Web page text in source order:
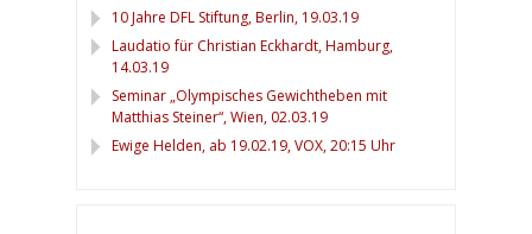
10 Jahre DFL Stiftung, Berlin, 19.03.19
Laudatio für Christian Eckhardt, Hamburg,
14.03.19
Seminar „Olympisches Gewichtheben mit
Matthias Steiner“, Wien, 02.03.19
Ewige Helden, ab 19.02.19, VOX, 20:15 Uhr